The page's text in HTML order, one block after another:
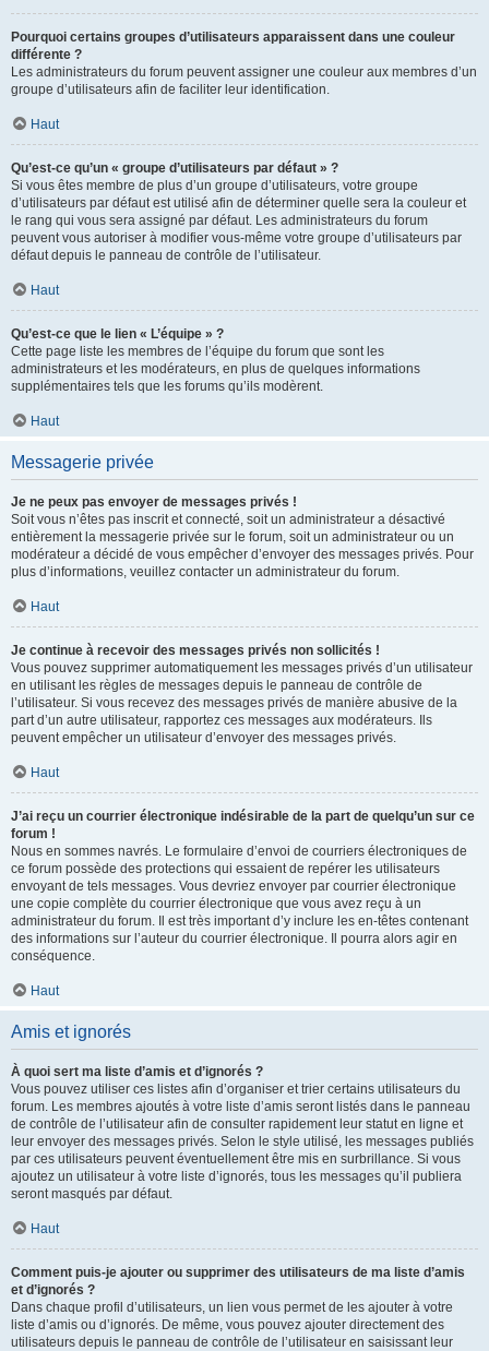
Pourquoi certains groupes d’utilisateurs apparaissent dans une couleur
différente ?
Les administrateurs du forum peuvent assigner une couleur aux membres d’un
groupe d’utilisateurs afin de faciliter leur identification.
Haut
Qu’est-ce qu’un « groupe d’utilisateurs par défaut » ?
Si vous êtes membre de plus d’un groupe d’utilisateurs, votre groupe
d’utilisateurs par défaut est utilisé afin de déterminer quelle sera la couleur et
le rang qui vous sera assigné par défaut. Les administrateurs du forum
peuvent vous autoriser à modifier vous-même votre groupe d’utilisateurs par
défaut depuis le panneau de contrôle de l’utilisateur.
Haut
Qu’est-ce que le lien « L’équipe » ?
Cette page liste les membres de l’équipe du forum que sont les
administrateurs et les modérateurs, en plus de quelques informations
supplémentaires tels que les forums qu’ils modèrent.
Haut
Messagerie privée
Je ne peux pas envoyer de messages privés !
Soit vous n’êtes pas inscrit et connecté, soit un administrateur a désactivé
entièrement la messagerie privée sur le forum, soit un administrateur ou un
modérateur a décidé de vous empêcher d’envoyer des messages privés. Pour
plus d’informations, veuillez contacter un administrateur du forum.
Haut
Je continue à recevoir des messages privés non sollicités !
Vous pouvez supprimer automatiquement les messages privés d’un utilisateur
en utilisant les règles de messages depuis le panneau de contrôle de
l’utilisateur. Si vous recevez des messages privés de manière abusive de la
part d’un autre utilisateur, rapportez ces messages aux modérateurs. Ils
peuvent empêcher un utilisateur d’envoyer des messages privés.
Haut
J’ai reçu un courrier électronique indésirable de la part de quelqu’un sur ce
forum !
Nous en sommes navrés. Le formulaire d’envoi de courriers électroniques de
ce forum possède des protections qui essaient de repérer les utilisateurs
envoyant de tels messages. Vous devriez envoyer par courrier électronique
une copie complète du courrier électronique que vous avez reçu à un
administrateur du forum. Il est très important d’y inclure les en-têtes contenant
des informations sur l’auteur du courrier électronique. Il pourra alors agir en
conséquence.
Haut
Amis et ignorés
À quoi sert ma liste d’amis et d’ignorés ?
Vous pouvez utiliser ces listes afin d’organiser et trier certains utilisateurs du
forum. Les membres ajoutés à votre liste d’amis seront listés dans le panneau
de contrôle de l’utilisateur afin de consulter rapidement leur statut en ligne et
leur envoyer des messages privés. Selon le style utilisé, les messages publiés
par ces utilisateurs peuvent éventuellement être mis en surbrillance. Si vous
ajoutez un utilisateur à votre liste d’ignorés, tous les messages qu’il publiera
seront masqués par défaut.
Haut
Comment puis-je ajouter ou supprimer des utilisateurs de ma liste d’amis
et d’ignorés ?
Dans chaque profil d’utilisateurs, un lien vous permet de les ajouter à votre
liste d’amis ou d’ignorés. De même, vous pouvez ajouter directement des
utilisateurs depuis le panneau de contrôle de l’utilisateur en saisissant leur